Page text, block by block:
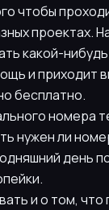
чтобы
проектах.
какой-
и приходит
бесплатно.
номера
нужен ли
день
и о том,